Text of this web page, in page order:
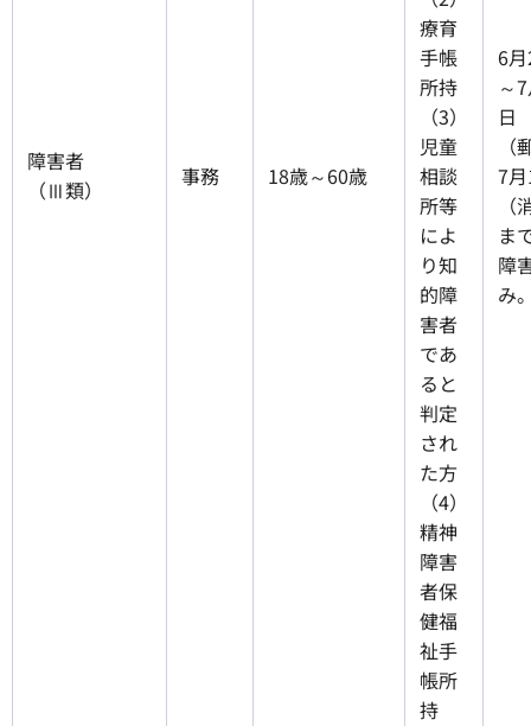
障害者
（Ⅲ類）
事務 18歳～60歳
療育
手帳
所持
（3）
児童
相談
所等
によ
り知
的障
害者
であ
ると
判定
され
た方
（4）
精神
障害
者保
健福
祉手
帳所
持
6
～
日
7
ま
障
み